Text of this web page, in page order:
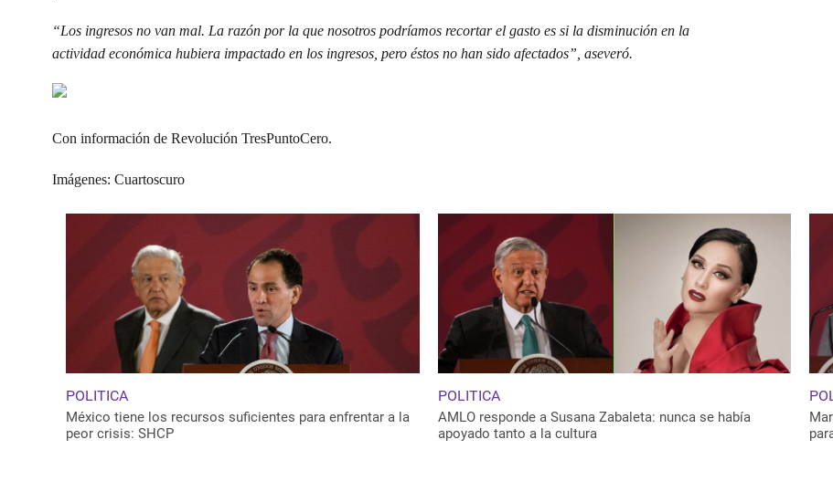
“Los ingresos no van mal. La razón por la que nosotros podríamos recortar el gasto es si la disminución en la
actividad económica hubiera impactado en los ingresos, pero éstos no han sido afectados”, aseveró.
Con información de Revolución TresPuntoCero.
Imágenes: Cuartoscuro
POLITICA
México tiene los recursos suficientes para enfrentar a la
peor crisis: SHCP
POLITICA
AMLO responde a Susana Zabaleta: nunca se había
apoyado tanto a la cultura